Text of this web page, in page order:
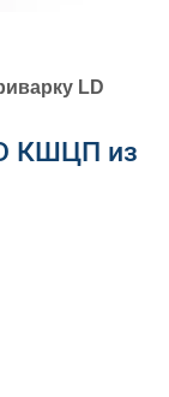
LD
КШЦП из